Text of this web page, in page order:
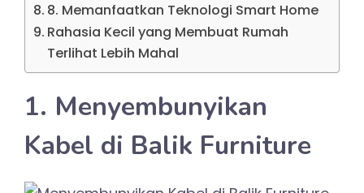
8. Memanfaatkan Teknologi Smart Home
Rahasia Kecil yang Membuat Rumah
Terlihat Lebih Mahal
1. Menyembunyikan
Kabel di Balik Furniture